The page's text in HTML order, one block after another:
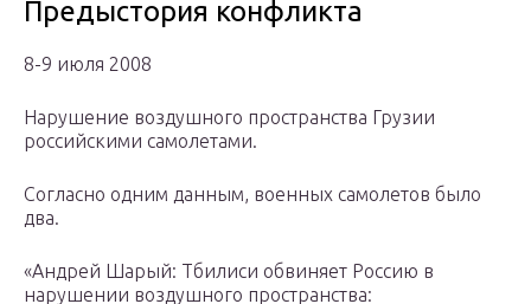
Предыстория конфликта
8-9 июля 2008
Нарушение воздушного пространства Грузии
российскими самолетами.
Согласно одним данным, военных самолетов было
два.
«Андрей Шарый: Тбилиси обвиняет Россию в
нарушении воздушного пространства: